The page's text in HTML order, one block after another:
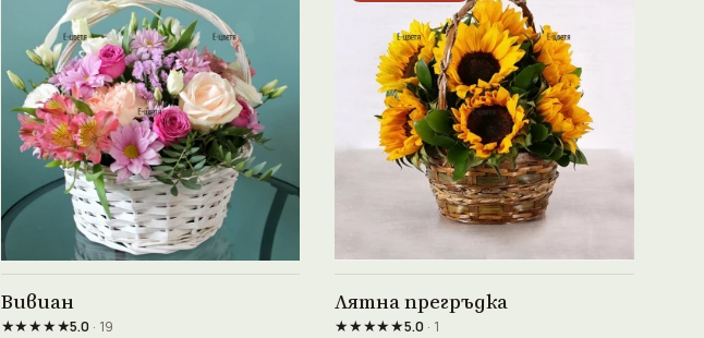
Вивиан
★★★★★5.0 · 19
Лятна прегръдка
★★★★★5.0· 1